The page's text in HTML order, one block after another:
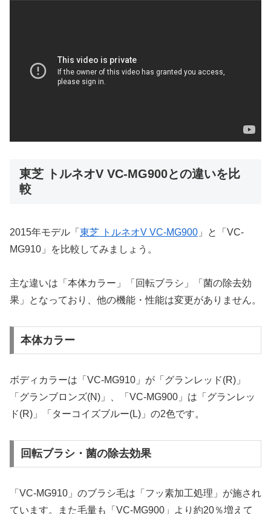
東芝 トルネオV VC-MG900との違いを比
較
2015年モデル「 東芝 トルネオV VC-MG900 」と「VC-
MG910」を比較してみましょう。
主な違いは「本体カラー」「回転ブラシ」「菌の除去効
果」となっており、他の機能・性能は変更がありません。
本体カラー
ボディカラーは「VC-MG910」が「グランレッド(R)」
「グランブロンズ(N)」、「VC-MG900」は「グランレッ
ド(R)」「ターコイズブルー(L)」の2色です。
回転ブラシ・菌の除去効果
「VC-MG910」のブラシ毛は「フッ素加工処理」が施され
ています。また毛量も「VC-MG900」より約20％増えて